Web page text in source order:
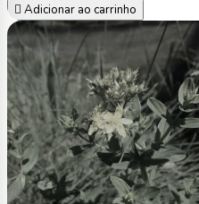
 Adicionar ao carrinho